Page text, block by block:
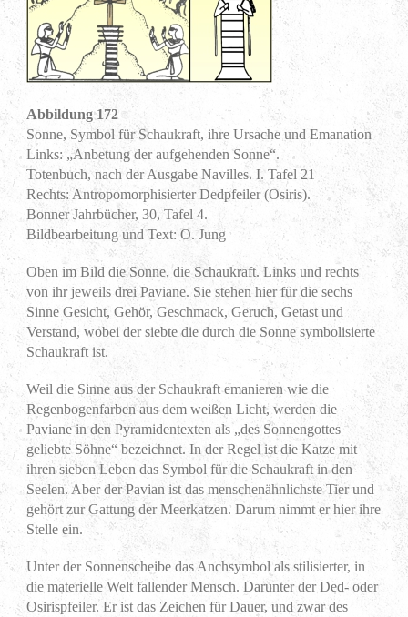
Abbildung 172
Sonne, Symbol für Schaukraft, ihre Ursache und Emanation
Links: „Anbetung der aufgehenden Sonne“.
Totenbuch, nach der Ausgabe Navilles. I. Tafel 21
Rechts: Antropomorphisierter Dedpfeiler (Osiris).
Bonner Jahrbücher, 30, Tafel 4.
Bildbearbeitung und Text: O. Jung
Oben im Bild die Sonne, die Schaukraft. Links und rechts
von ihr jeweils drei Paviane. Sie stehen hier für die sechs
Sinne Gesicht, Gehör, Geschmack, Geruch, Getast und
Verstand, wobei der siebte die durch die Sonne symbolisierte
Schaukraft ist.
Weil die Sinne aus der Schaukraft emanieren wie die
Regenbogenfarben aus dem weißen Licht, werden die
Paviane in den Pyramidentexten als „des Sonnengottes
geliebte Söhne“ bezeichnet. In der Regel ist die Katze mit
ihren sieben Leben das Symbol für die Schaukraft in den
Seelen. Aber der Pavian ist das menschenähnlichste Tier und
gehört zur Gattung der Meerkatzen. Darum nimmt er hier ihre
Stelle ein.
Unter der Sonnenscheibe das Anchsymbol als stilisierter, in
die materielle Welt fallender Mensch. Darunter der Ded- oder
Osirispfeiler. Er ist das Zeichen für Dauer, und zwar des